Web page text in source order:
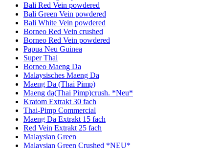
Bali Red Vein powdered
Bali Green Vein powdered
Bali White Vein powdered
Borneo Red Vein crushed
Borneo Red Vein powdered
Papua Neu Guinea
Super Thai
Borneo Maeng Da
Malaysisches Maeng Da
Maeng Da (Thai Pimp)
Maeng da(Thai Pimp)crush. *Neu*
Kratom Extrakt 30 fach
Thai-Pimp Commercial
Maeng Da Extrakt 15 fach
Red Vein Extrakt 25 fach
Malaysian Green
Malaysian Green Crushed *NEU*